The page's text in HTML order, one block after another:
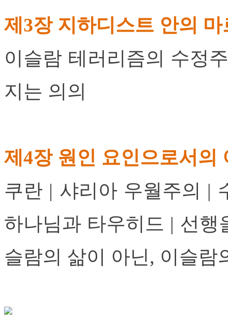
제3장 지하디스트 안의
이슬람 테러리즘의 수정
지는 의의
제4장 원인 요인으로서의
쿠란 | 샤리아 우월주의 |
하나님과 타우히드 | 선
슬람의 삶이 아닌, 이슬람